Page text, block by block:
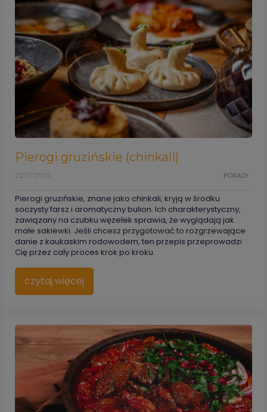
Pierogi gruzińskie (chinkali)
PORADY
22.07.2026
Pierogi gruzińskie, znane jako chinkali, kryją w środku
soczysty farsz i aromatyczny bulion. Ich charakterystyczny,
zawiązany na czubku węzełek sprawia, że wyglądają jak
małe sakiewki. Jeśli chcesz przygotować to rozgrzewające
danie z kaukaskim rodowodem, ten przepis przeprowadzi
Cię przez cały proces krok po kroku.
czytaj więcej